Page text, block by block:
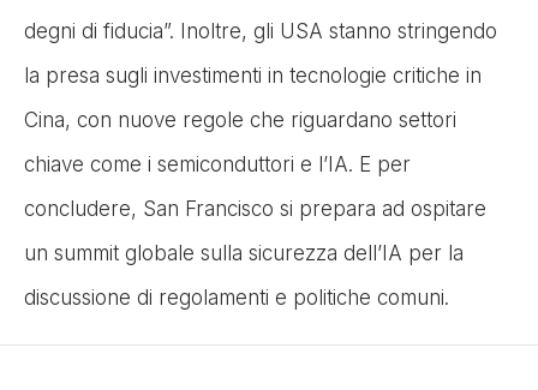
degni di fiducia”. Inoltre, gli USA stanno stringendo
la presa sugli investimenti in tecnologie critiche in
Cina, con nuove regole che riguardano settori
chiave come i semiconduttori e l’IA. E per
concludere, San Francisco si prepara ad ospitare
un summit globale sulla sicurezza dell’IA per la
discussione di regolamenti e politiche comuni.